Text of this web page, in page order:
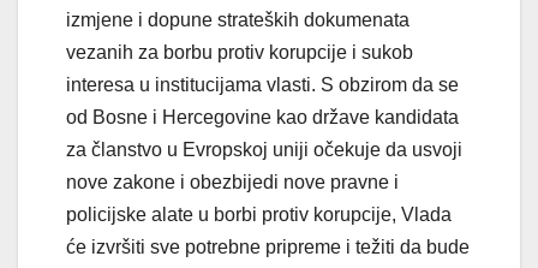
izmjene i dopune strateških dokumenata
vezanih za borbu protiv korupcije i sukob
interesa u institucijama vlasti. S obzirom da se
od Bosne i Hercegovine kao države kandidata
za članstvo u Evropskoj uniji očekuje da usvoji
nove zakone i obezbijedi nove pravne i
policijske alate u borbi protiv korupcije, Vlada
će izvršiti sve potrebne pripreme i težiti da bude